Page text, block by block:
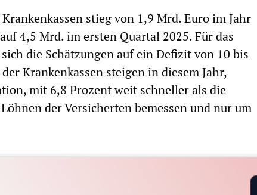
stieg von 1,9 Mrd. Euro im Jahr
4,5 Mrd. im ersten Quartal 2025. Für das
die Schätzungen auf ein Defizit von 10 bis
Krankenkassen steigen in diesem Jahr,
mit 6,8 Prozent weit schneller als die
der Versicherten bemessen und nur um